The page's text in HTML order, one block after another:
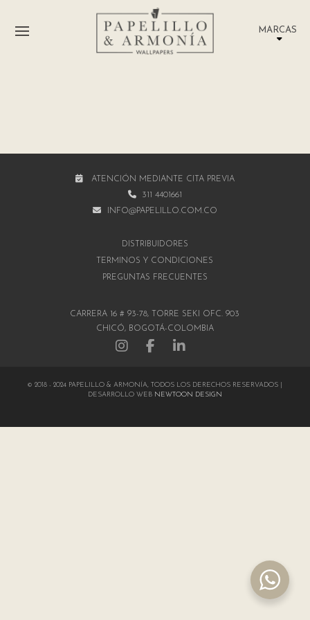
MARCAS
ATENCIÓN MEDIANTE CITA PREVIA
311 4401661
INFO@PAPELILLO.COM.CO
DISTRIBUIDORES
TÉRMINOS Y CONDICIONES
PREGUNTAS FRECUENTES
CARRERA 16 # 93-78, TORRE SEKI OFC. 903
CHICÓ, BOGOTÁ-COLOMBIA
© 2018 - 2024 PAPELILLO & ARMONÍA, TODOS LOS DERECHOS RESERVADOS |
DESARROLLO WEB NEWTOON DESIGN